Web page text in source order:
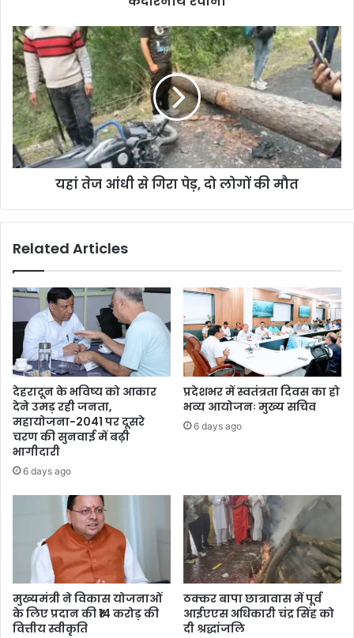
यहां तेज आंधी से गिरा पेड़, दो लोगों की मौत
Related Articles
देहरादून के भविष्य को आकार
देने उमड़ रही जनता,
महायोजना-2041 पर दूसरे
चरण की सुनवाई में बढ़ी
भागीदारी
6 days ago
प्रदेशभर में स्वतंत्रता दिवस का हो
भव्य आयोजनः मुख्य सचिव
6 days ago
मुख्यमंत्री ने विकास योजनाओं
के लिए प्रदान की ₹14 करोड़ की
वित्तीय स्वीकृति
ठक्कर बापा छात्रावास में पूर्व
आईएएस अधिकारी चंद्र सिंह को
दी श्रद्धांजलि